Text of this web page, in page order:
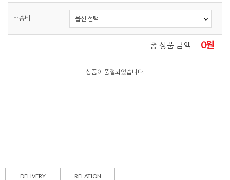
배송비
총 상품 금액 0원
상품이 품절되었습니다.
DELIVERY RELATION